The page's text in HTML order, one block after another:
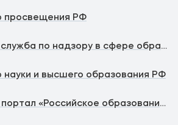
просвещения РФ
Федеральная служба по надзору в сфере образования и науки
науки и высшего образования РФ
Федеральный портал «Российское образование»